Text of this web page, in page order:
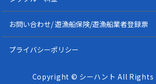
お問い合わせ/ 遊漁船保険/遊漁船業者登録票
プライバシーポリシー
Copyright © シーハント All Rights